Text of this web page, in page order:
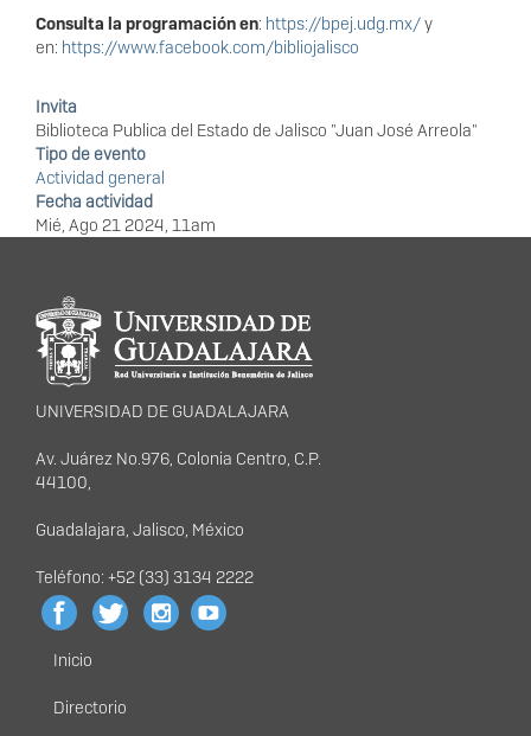
Consulta la programación en: https://bpej.udg.mx/y
en: https://www.facebook.com/bibliojalisco
Invita
Biblioteca Publica del Estado de Jalisco "Juan José Arreola"
Tipo de evento
Actividad general
Fecha actividad
Mié, Ago 21 2024, 11am
Información del
portal
UNIVERSIDAD DE GUADALAJARA
Av. Juárez No.976, Colonia Centro, C.P.
44100,
Guadalajara, Jalisco, México
Teléfono: +52 (33) 3134 2222
Menú
principal
Inicio
Directorio